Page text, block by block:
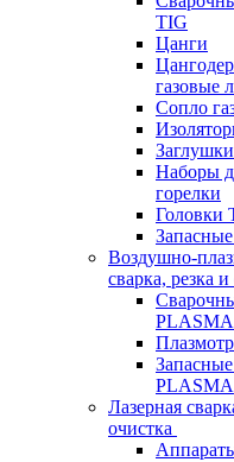
TIG
Цанги
газовые
Сопло
Наборы
горелки
Головки
Воздушно-
сварка, резка
PLASMA
Лазерная
очистка